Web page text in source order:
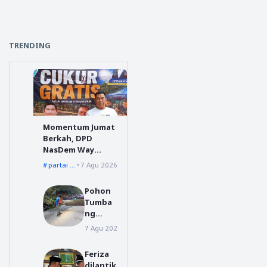
TRENDING
Momentum Jumat
Berkah, DPD
NasDem Way
Kanan Sediakan
Layanan Cukur
Gratis
partai nasdem 7 Agu 2026
Pohon
Tumba
ng
Menuju
Silahisa
, BPBD
Dairi
7 Agu 2026
Feriza